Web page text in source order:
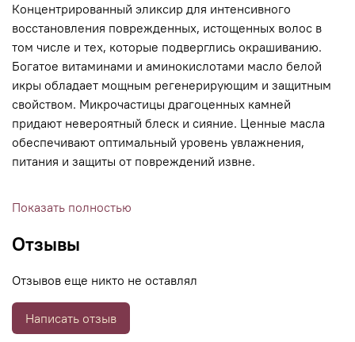
Концентрированный эликсир для интенсивного
восстановления поврежденных, истощенных волос в
том числе и тех, которые подверглись окрашиванию.
Богатое витаминами и аминокислотами масло белой
икры обладает мощным регенерирующим и защитным
свойством. Микрочастицы драгоценных камней
придают невероятный блеск и сияние. Ценные масла
обеспечивают оптимальный уровень увлажнения,
питания и защиты от повреждений извне.
Показать полностью
Отзывы
Отзывов еще никто не оставлял
Написать отзыв